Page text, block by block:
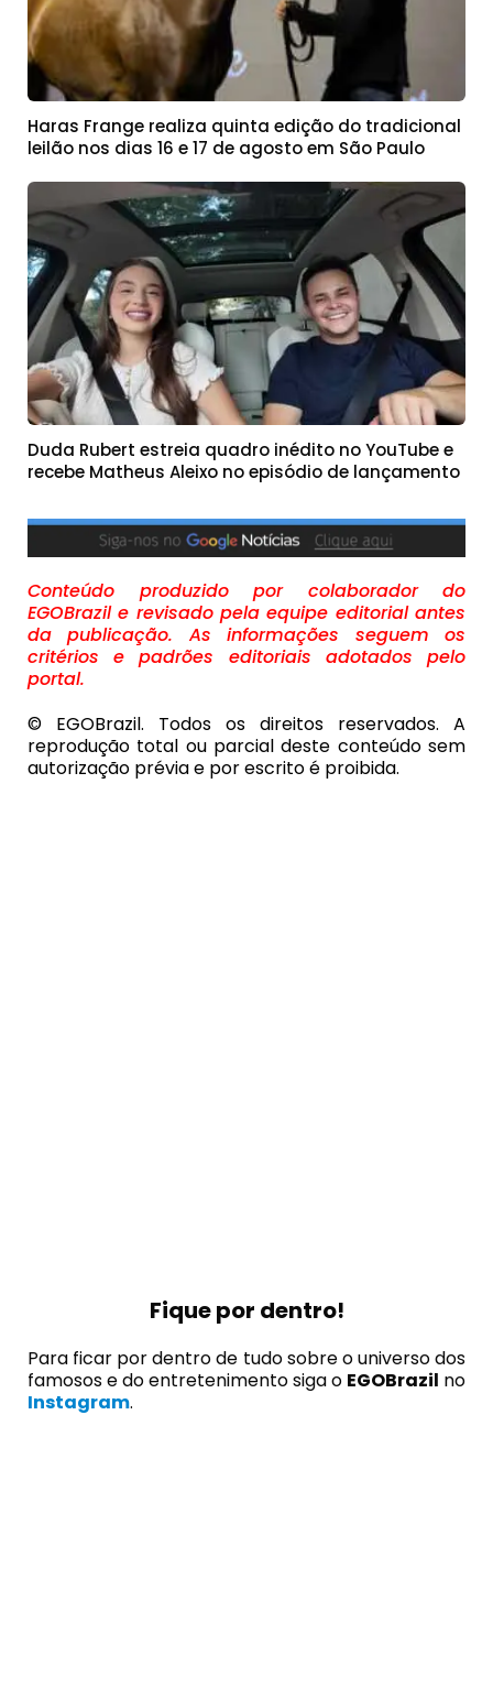
Haras Frange realiza quinta edição do tradicional
leilão nos dias 16 e 17 de agosto em São Paulo
Duda Rubert estreia quadro inédito no YouTube e
recebe Matheus Aleixo no episódio de lançamento
Conteúdo produzido por colaborador do
EGOBrazil e revisado pela equipe editorial antes
da publicação. As informações seguem os
critérios e padrões editoriais adotados pelo
portal.
© EGOBrazil. Todos os direitos reservados. A
reprodução total ou parcial deste conteúdo sem
autorização prévia e por escrito é proibida.
Fique por dentro!
Para ficar por dentro de tudo sobre o universo dos
famosos e do entretenimento siga o EGOBrazil no
Instagram.